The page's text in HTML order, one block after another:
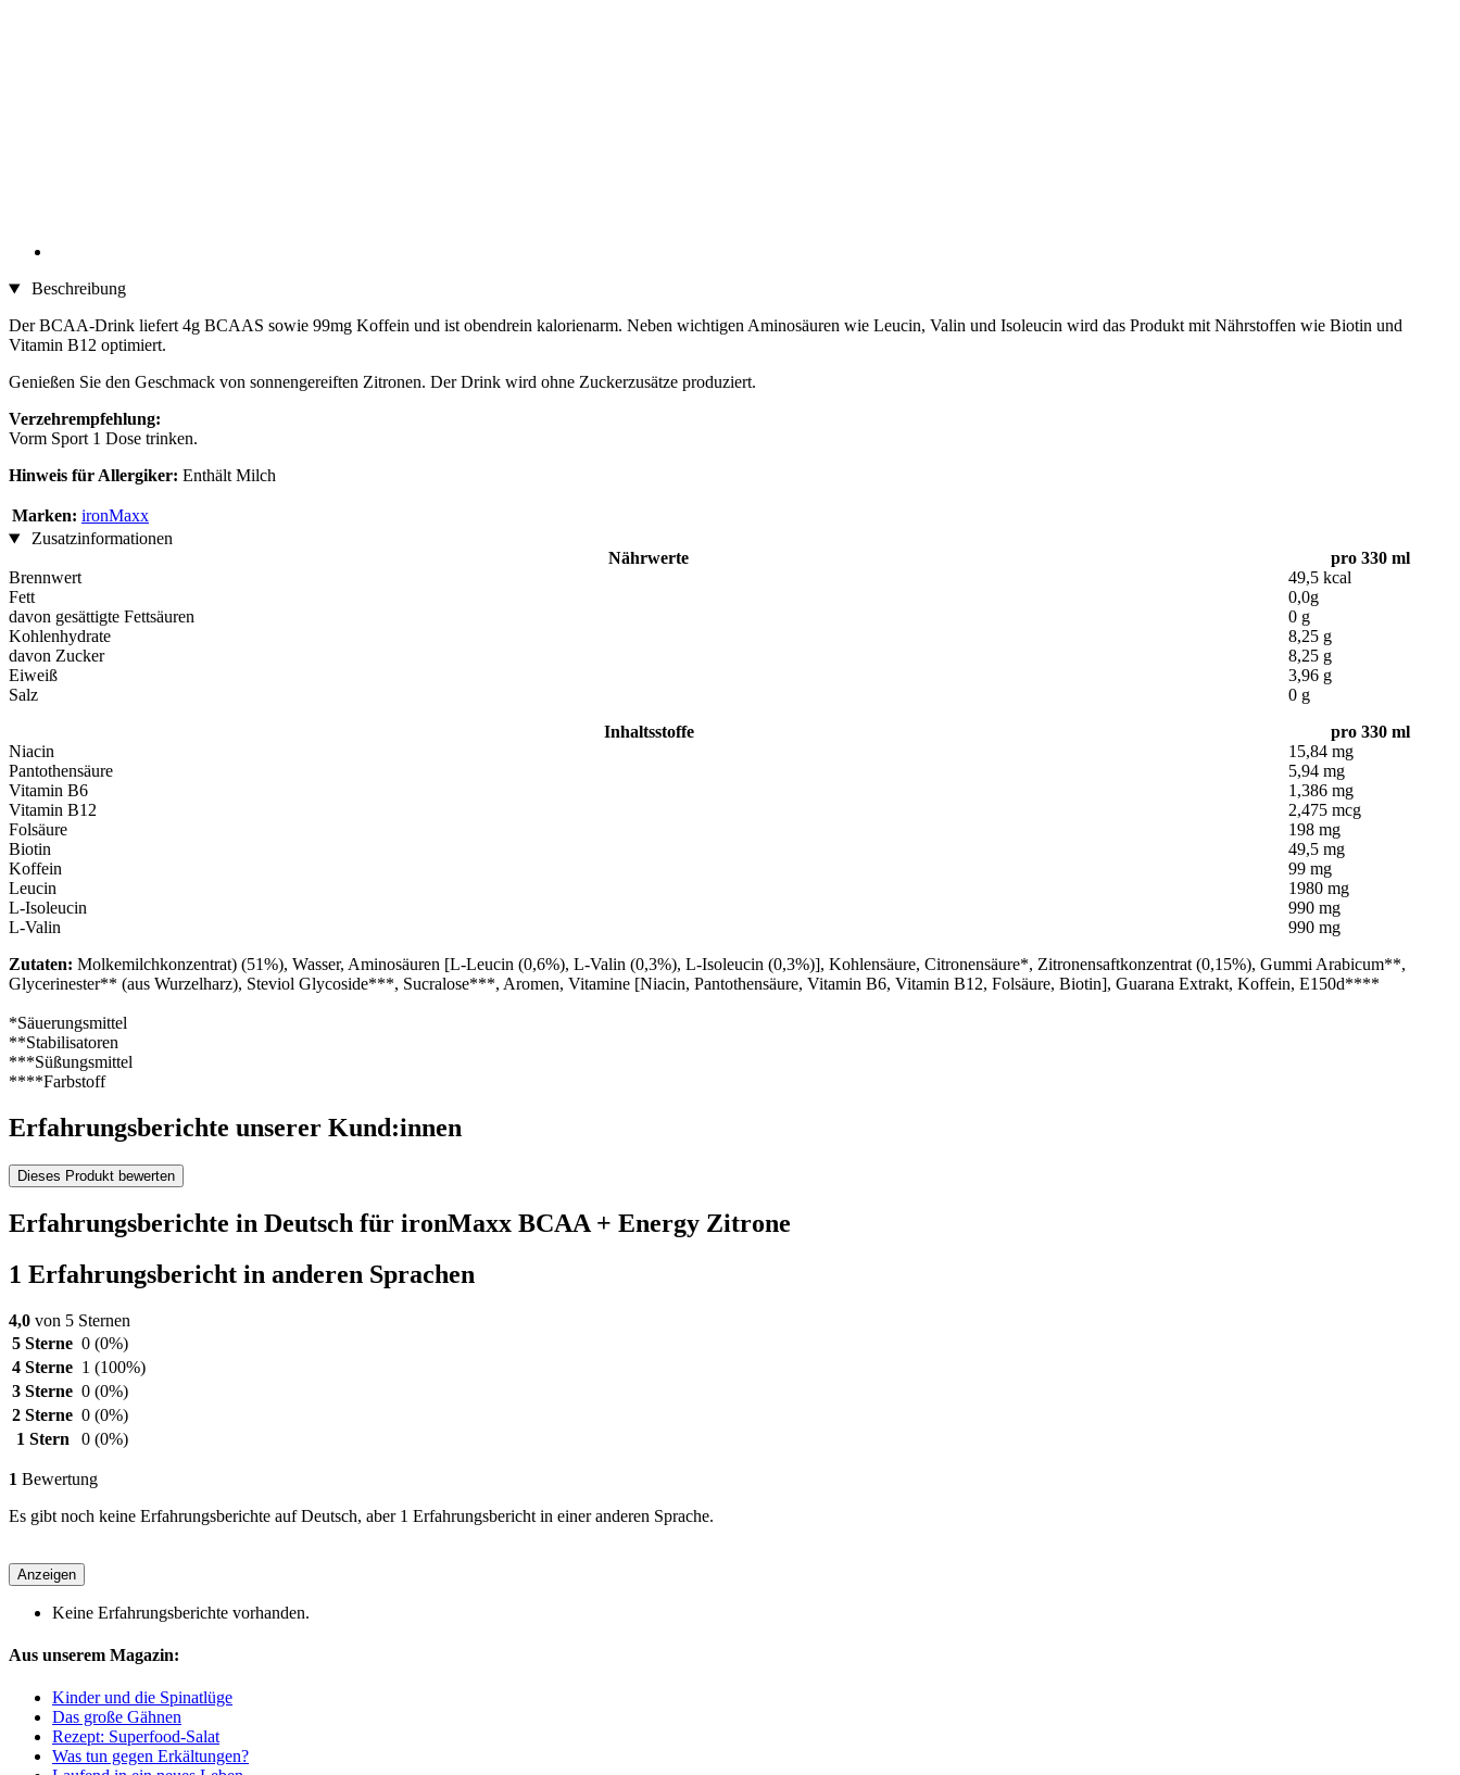
Beschreibung
Der BCAA-Drink liefert 4g BCAAS sowie 99mg Koffein und ist obendrein kalorienarm. Neben wichtigen Aminosäuren wie Leucin, Valin und Isoleucin wird das Produkt mit Nährstoffen wie Biotin und
Vitamin B12 optimiert.
Genießen Sie den Geschmack von sonnengereiften Zitronen. Der Drink wird ohne Zuckerzusätze produziert.
Verzehrempfehlung:
Vorm Sport 1 Dose trinken.
Hinweis für Allergiker: Enthält Milch
Marken: ironMaxx
Zusatzinformationen
Nährwerte
pro 330 ml
Brennwert
49,5 kcal
Fett
0,0g
davon gesättigte Fettsäuren
0 g
Kohlenhydrate
8,25 g
davon Zucker
8,25 g
Eiweiß
3,96 g
Salz
0 g
Inhaltsstoffe
pro 330 ml
Niacin
15,84 mg
Pantothensäure
5,94 mg
Vitamin B6
1,386 mg
Vitamin B12
2,475 mcg
Folsäure
198 mg
Biotin
49,5 mg
Koffein
99 mg
Leucin
1980 mg
L-Isoleucin
990 mg
L-Valin
990 mg
Zutaten: Molkemilchkonzentrat) (51%), Wasser, Aminosäuren [L-Leucin (0,6%), L-Valin (0,3%), L-Isoleucin (0,3%)], Kohlensäure, Citronensäure*, Zitronensaftkonzentrat (0,15%), Gummi Arabicum**,
Glycerinester** (aus Wurzelharz), Steviol Glycoside***, Sucralose***, Aromen, Vitamine [Niacin, Pantothensäure, Vitamin B6, Vitamin B12, Folsäure, Biotin], Guarana Extrakt, Koffein, E150d****
*Säuerungsmittel
**Stabilisatoren
***Süßungsmittel
****Farbstoff
Erfahrungsberichte unserer Kund:innen
Dieses Produkt bewerten
Erfahrungsberichte in Deutsch für ironMaxx BCAA + Energy Zitrone
1 Erfahrungsbericht in anderen Sprachen
4,0 von 5 Sternen
5 Sterne 0 (0%)
4 Sterne 1 (100%)
3 Sterne 0 (0%)
2 Sterne 0 (0%)
1 Stern
0 (0%)
1 Bewertung
Es gibt noch keine Erfahrungsberichte auf Deutsch, aber 1 Erfahrungsbericht in einer anderen Sprache.
Anzeigen
Keine Erfahrungsberichte vorhanden.
Aus unserem Magazin:
Kinder und die Spinatlüge
Das große Gähnen
Rezept: Superfood-Salat
Was tun gegen Erkältungen?